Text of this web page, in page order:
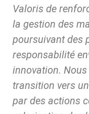
Valoris de
la gestion des
poursuivant des
responsabilité
innovation.
transition vers
par des actions